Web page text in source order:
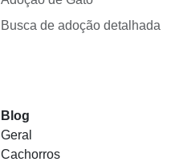
Busca de adoção detalhada
Blog
Geral
Cachorros